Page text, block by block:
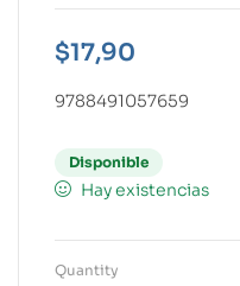
$17,90
9788491057659
Disponible
Hay existencias
Quantity